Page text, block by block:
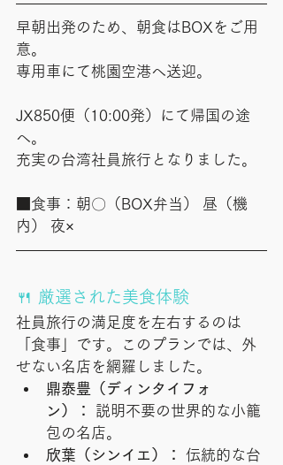
早朝出発のため、朝食はBOXをご用
意。
専用車にて桃園空港へ送迎。
JX850便（10:00発）にて帰国の途
へ。
充実の台湾社員旅行となりました。
■食事：朝〇（BOX弁当） 昼（機
内） 夜×
🍴 厳選された美食体験
社員旅行の満足度を左右するのは
「食事」です。このプランでは、外
せない名店を網羅しました。
鼎泰豊（ディンタイフォ
ン）：
説明不要の世界的な小籠
包の名店。
欣葉（シンイエ）：
伝統的な台